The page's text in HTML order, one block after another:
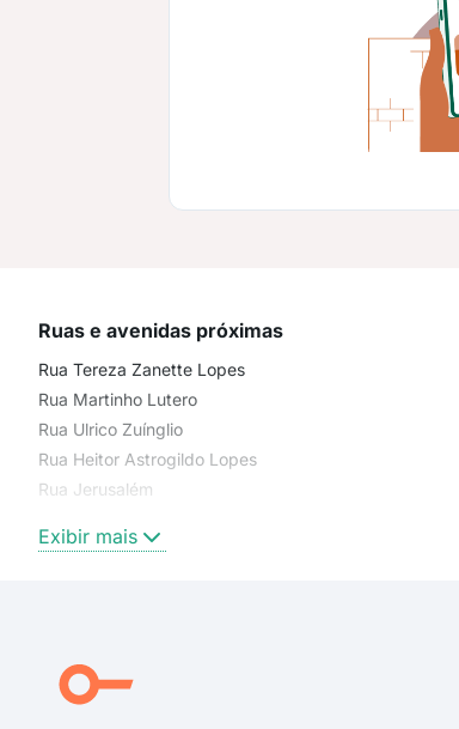
Ruas e avenidas próximas
Rua Tereza Zanette Lopes
Rua Martinho Lutero
Rua Ulrico Zuínglio
Rua Heitor Astrogildo Lopes
Rua Jerusalém
Rua Sebastião Chapp Galindo
Sebastião Chapp Galindo
Rua Alfazema
Exibir mais